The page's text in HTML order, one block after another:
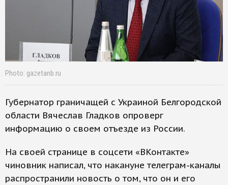
Photo: gazetanb.ru
Губернатор граничащей с Украиной Белгородской
области Вячеслав Гладков опроверг
информацию о своем отъезде из России.
На своей странице в соцсети «ВКонтакте»
чиновник написал, что накануне телеграм-каналы
распространили новость о том, что он и его